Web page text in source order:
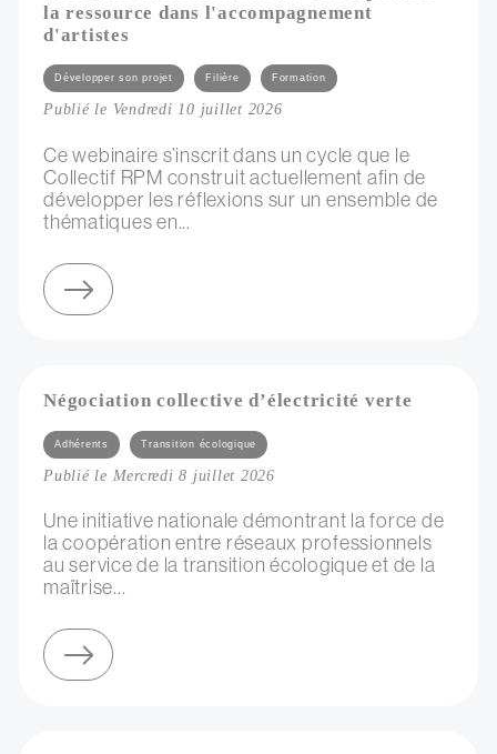
la ressource dans l'accompagnement
d'artistes
Catégories
Développer son projet Filière Formation
Publié le Vendredi 10 juillet 2026
Ce webinaire s’inscrit dans un cycle que le
Collectif RPM construit actuellement afin de
développer les réflexions sur un ensemble de
thématiques en...
Négociation collective d’électricité verte
Catégories
Adhérents Transition écologique
Publié le Mercredi 8 juillet 2026
Une initiative nationale démontrant la force de
la coopération entre réseaux professionnels
au service de la transition écologique et de la
maîtrise...